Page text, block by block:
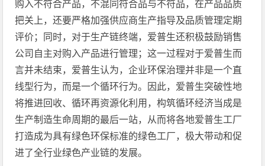
购入不符合产品，不混同符合品与不符品，在产品品质
把关上，还要严格加强供应商生产指导及品质管理定期
评价；同时，对于生产链终端，爱普生还积极鼓励销售
公司自主对购入产品进行管理；这一过程对于爱普生而
言并未结束，爱普生认为，企业环保治理并非是一个直
线型行为，而是一个循环行为。因此，爱普生突破性地
将推进回收、循环再资源化利用，构筑循环经济当成是
生产制造生命周期的最后一站，从而将各地爱普生工厂
打造成为具有绿色环保标准的绿色工厂，极大带动和促
进了全行业绿色产业链的发展。